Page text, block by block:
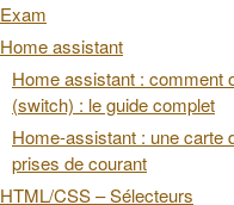
Exam
Home assistant
Home assistant : comment
(switch) : le guide complet
Home-assistant : une carte
prises de courant
HTML/CSS – Sélecteurs